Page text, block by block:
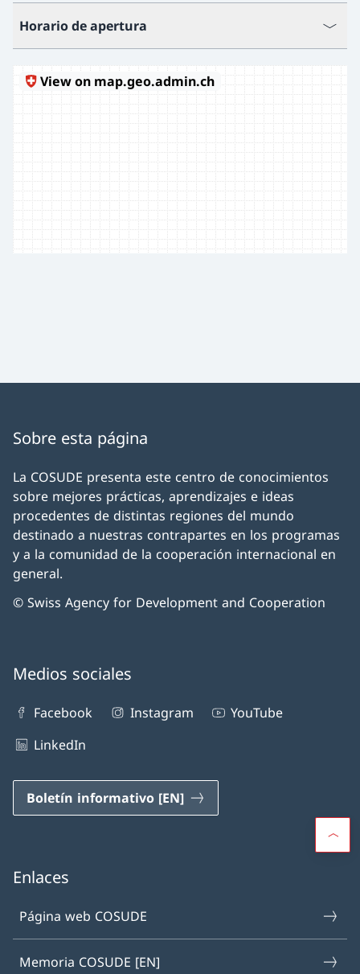
Horario de apertura
Sobre esta página
La COSUDE presenta este centro de conocimientos
sobre mejores prácticas, aprendizajes e ideas
procedentes de distintas regiones del mundo
destinado a nuestras contrapartes en los programas
y a la comunidad de la cooperación internacional en
general.
© Swiss Agency for Development and Cooperation
Medios sociales
Facebook Instagram
YouTube
LinkedIn
Boletín informativo [EN]
Enlaces
Página web COSUDE
Memoria COSUDE [EN]